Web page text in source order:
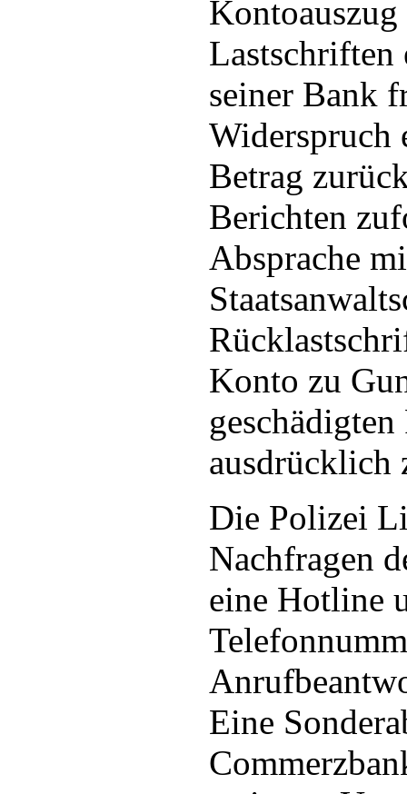
Lastschriften
seiner Bank
Widerspruch
Betrag
Berichten
Absprache
Konto zu
geschädigten
ausdrücklich
Die Polizei
Nachfragen
eine Hotline
Eine